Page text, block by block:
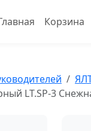
Корзина
LT.SP-3